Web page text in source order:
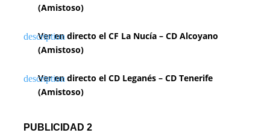
(Amistoso)
Ver en directo el CF La Nucía – CD Alcoyano
(Amistoso)
Ver en directo el CD Leganés – CD Tenerife
(Amistoso)
PUBLICIDAD 2